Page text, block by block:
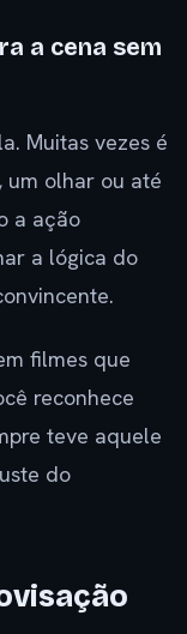
a cena sem
Muitas vezes é
um olhar ou até
a ação
a lógica do
filmes que
reconhece
teve aquele
do